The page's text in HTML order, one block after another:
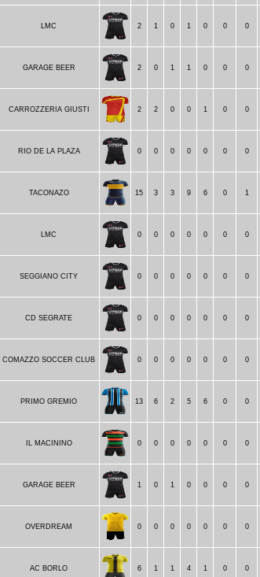
LMC 2 1 0 1 0 0 0
GARAGE BEER 2 0 1 1 0 0 0
CARROZZERIA GIUSTI 2 2 0 0 1 0 0
RIO DE LA PLAZA 0 0 0 0 0 0 0
TACONAZO 15 3 3 9 6 0 1
LMC 0 0 0 0 0 0 0
SEGGIANO CITY 0 0 0 0 0 0 0
CD SEGRATE 0 0 0 0 0 0 0
COMAZZO SOCCER CLUB 0 0 0 0 0 0 0
PRIMO GREMIO 13 6 2 5 6 0 0
IL MACININO 0 0 0 0 0 0 0
GARAGE BEER 1 0 1 0 0 0 0
OVERDREAM 0 0 0 0 0 0 0
AC BORLO 6 1 1 4 1 0 0